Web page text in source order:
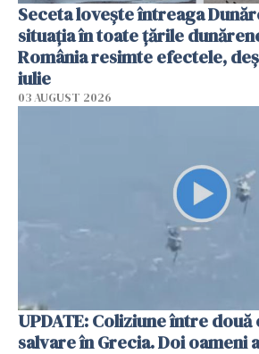
Seceta lovește întreaga
situația în toate țările
România resimte efectele,
iulie
03 AUGUST 2026
UPDATE: Coliziune între
salvare în Grecia. Doi oameni